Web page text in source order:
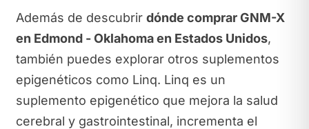
Además de descubrir dónde comprar GNM-X
en Edmond - Oklahoma en Estados Unidos,
también puedes explorar otros suplementos
epigenéticos como Linq. Linq es un
suplemento epigenético que mejora la salud
cerebral y gastrointestinal, incrementa el